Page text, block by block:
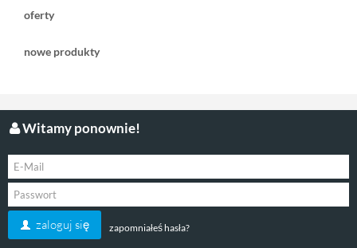
oferty
nowe produkty
Witamy ponownie!
zaloguj się zapomniałeś hasła?